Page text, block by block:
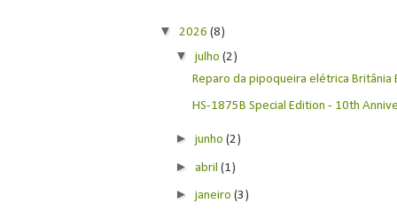
▼ 2026(8)
▼julho(2)
Reparo da pipoqueira elétrica Britânia
HS-1875B Special Edition - 10th
►junho(2)
►abril(1)
►janeiro(3)